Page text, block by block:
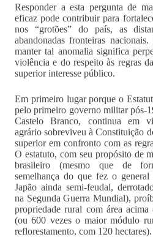
Responder a esta pergunta de
eficaz pode contribuir para
nos “grotões” do país, as
abandonadas fronteiras
manter tal anomalia significa
violência e do respeito às regras
superior interesse público.
Em primeiro lugar porque o
pelo primeiro governo militar pós-
Castelo Branco, continua em
agrário sobreviveu à Constituição
superior em confronto com as
O estatuto, com seu propósito de
brasileiro (mesmo que de
semelhança do que fez o
Japão ainda semi-feudal,
na Segunda Guerra Mundial),
propriedade rural com área
(ou 600 vezes o maior módulo
reflorestamento, com 120 hectares).